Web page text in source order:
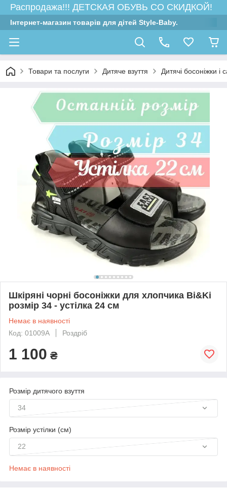
Распродажа!!! ДЕТСКАЯ ОБУВЬ СО СКИДКОЙ!
Інтернет-магазин товарів для дітей Style-Baby.
Товари та послуги Дитяче взуття Дитячі босоніжки і
Шкіряні чорні босоніжки для хлопчика Bi&Ki
розмір 34 - устілка 24 см
Немає в наявності
Код: 01009A
Роздріб
1 100 ₴
Розмір дитячого взуття
34
Розмір устілки (см)
22
Немає в наявності